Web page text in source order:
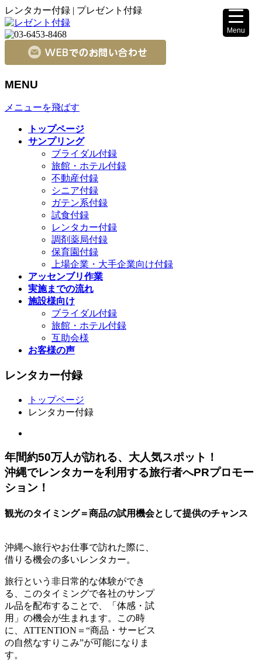
レンタカー付録 | プレゼント付録
MENU
メニューを飛ばす
トップページ
サンプリング
ブライダル付録
旅館・ホテル付録
不動産付録
シニア付録
ガテン系付録
試食付録
レンタカー付録
調剤薬局付録
保育園付録
上場企業・大手企業向け付録
アッセンブリ作業
実施までの流れ
施設様向け
ブライダル付録
旅館・ホテル付録
互助会様
お客様の声
レンタカー付録
トップページ
レンタカー付録
年間約50万人が訪れる、大人気スポット！
沖縄でレンタカーを利用する旅行者へPRプロモー
ション！
観光のタイミング＝商品の試用機会として提供のチャンス
沖縄へ旅行やお仕事で訪れた際に、
借りる機会の多いレンタカー。
旅行という非日常的な体験ができ
る、このタイミングで各社のサンプ
ル品を配布することで、「体感・試
用」の機会が生まれます。この時
に、ATTENTION＝“商品・サービス
の自然なすりこみ”が可能になりま
す。
Menu
▼
▼